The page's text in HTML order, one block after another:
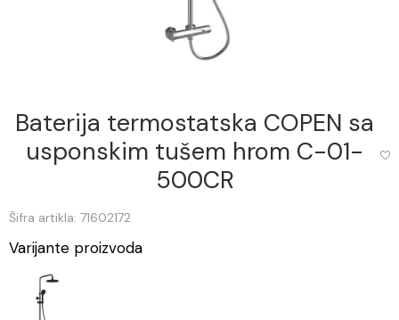
Baterija termostatska COPEN sa
usponskim tušem hrom C-01-
500CR
Šifra artikla: 71602172
Varijante proizvoda